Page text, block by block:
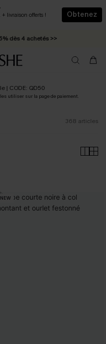
+ livraison offerts !
Obtenez
jours ouvrés >>
dès 4 achetés >>
| CODE: QD50
utiliser sur la page de paiement.
368 articles
NEW